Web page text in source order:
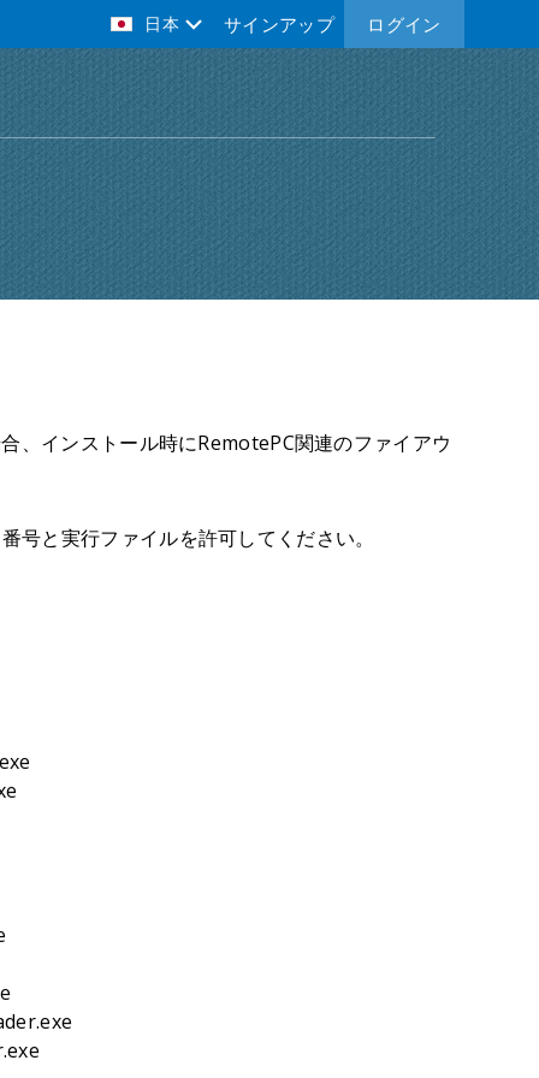
日本 ログイン
サインアップ
、インストール時にRemotePC関連のファイアウ
号と実行ファイルを許可してください。